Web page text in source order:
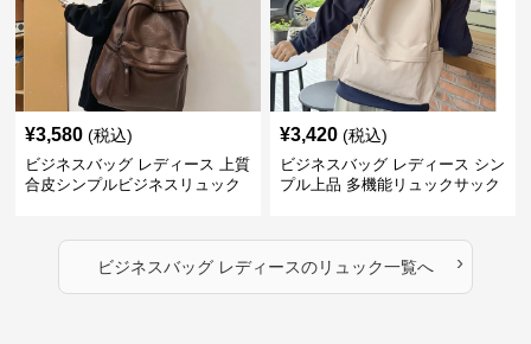
¥3,580 (税込)
ビジネスバッグ レディース 上質
合皮シンプルビジネスリュック
¥3,420 (税込)
ビジネスバッグ レディース シン
プル上品 多機能リュックサック
ビジネスバッグ レディースのリュック一覧へ ›